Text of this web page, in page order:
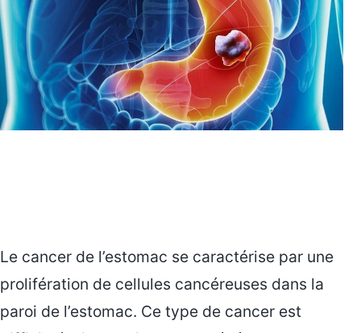
Le cancer de l’estomac se caractérise par une
prolifération de cellules cancéreuses dans la
paroi de l’estomac. Ce type de cancer est